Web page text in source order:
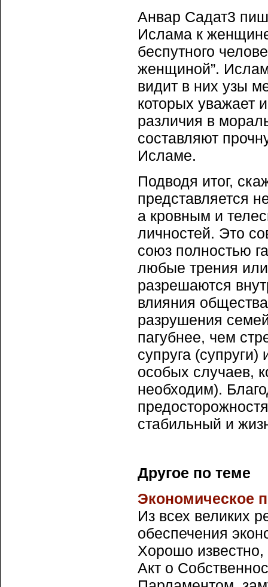
Анвар Садат3
Ислама к
беспутного
женщиной”.
видит в них узы
которых уважает
различия в
составляют
Исламе.
Подводя итог,
представляется
а кровным и
личностей. Это
союз полностью
любые трения
разрешаются
влияния
разрушения
пагубнее, чем
супруга
особых случаев,
необходим).
стабильный и
Другое по теме
Экономическое
Из всех великих
обеспечения
Хорошо известно,
Акт о